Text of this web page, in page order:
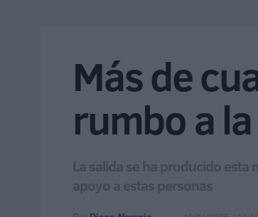
Más de
rumbo a
La salida se ha producido esta
apoyo a estas personas